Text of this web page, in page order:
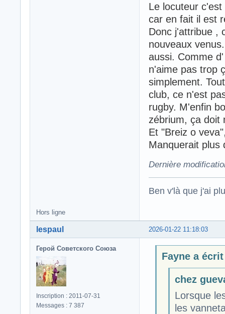
Le locuteur
car en fait il est
Donc j'attribue ,
nouveaux
aussi. Comme
n'aime pas trop
simplement.
club, ce n'est
rugby. M'enfin
zébrium, ça doit
Et "Breiz o
Manquerait
Dernière
Ben v'là que j'ai
Hors ligne
2026-01-22 11:18:03
lespaul
Герой Советского Союза
Inscription : 2011-07-31
Messages : 7 387
Fayne a
chez
Lorsque
les